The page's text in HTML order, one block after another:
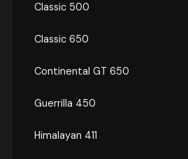
Classic 500
Classic 650
Continental GT 650
Guerrilla 450
Himalayan 411